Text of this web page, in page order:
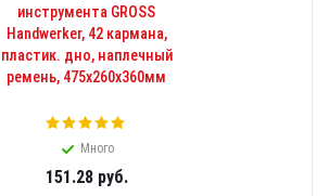
инструмента GROSS
Handwerker, 42 кармана,
пластик. дно, наплечный
ремень, 475х260х360мм
Много
151.28руб.